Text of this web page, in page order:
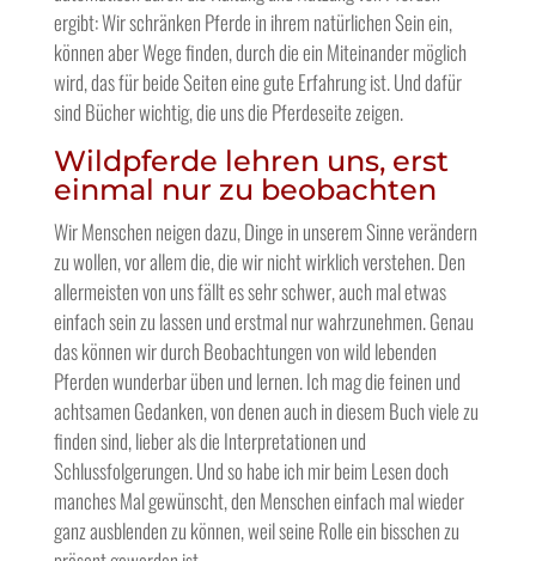
ergibt: Wir schränken Pferde in ihrem natürlichen Sein ein,
können aber Wege finden, durch die ein Miteinander möglich
wird, das für beide Seiten eine gute Erfahrung ist. Und dafür
sind Bücher wichtig, die uns die Pferdeseite zeigen.
Wildpferde lehren uns, erst
einmal nur zu beobachten
Wir Menschen neigen dazu, Dinge in unserem Sinne verändern
zu wollen, vor allem die, die wir nicht wirklich verstehen. Den
allermeisten von uns fällt es sehr schwer, auch mal etwas
einfach sein zu lassen und erstmal nur wahrzunehmen. Genau
das können wir durch Beobachtungen von wild lebenden
Pferden wunderbar üben und lernen. Ich mag die feinen und
achtsamen Gedanken, von denen auch in diesem Buch viele zu
finden sind, lieber als die Interpretationen und
Schlussfolgerungen. Und so habe ich mir beim Lesen doch
manches Mal gewünscht, den Menschen einfach mal wieder
ganz ausblenden zu können, weil seine Rolle ein bisschen zu